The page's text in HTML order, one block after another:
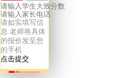
请如实填写信
息 老师将具体
的报价发至您
的手机
136****5945 30分钟前成功提交